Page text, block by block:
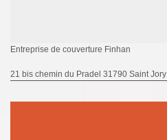
Entreprise de couverture Finhan
21 bis chemin du Pradel 31790 Saint Jory